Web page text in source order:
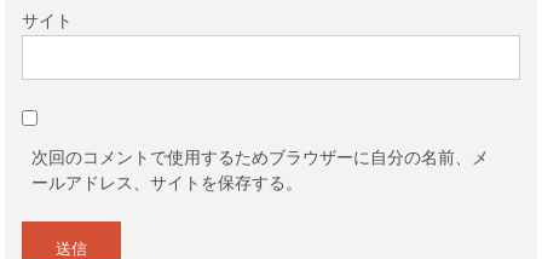
サイト
次回のコメントで使用するためブラウザーに自分の名前、メ
ールアドレス、サイトを保存する。